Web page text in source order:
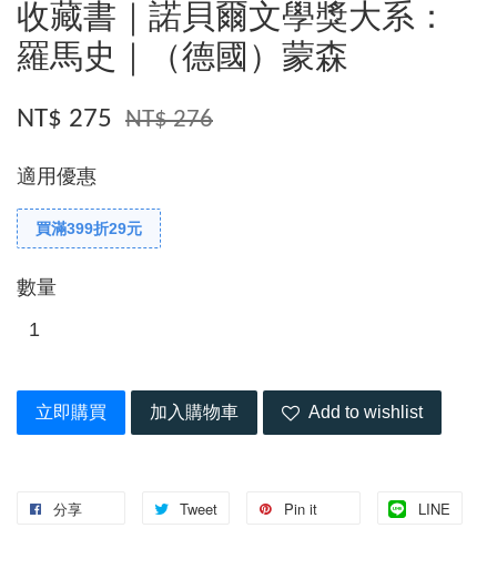
收藏書｜諾貝爾文學獎大系：
羅馬史｜（德國）蒙森
NT$ 275 NT$ 276
適用優惠
買滿399折29元
數量
立即購買 加入購物車 Add to wishlist
分享 Tweet Pin it LINE